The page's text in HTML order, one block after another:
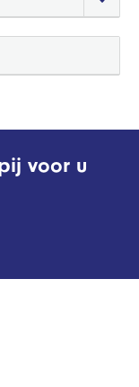
voor u